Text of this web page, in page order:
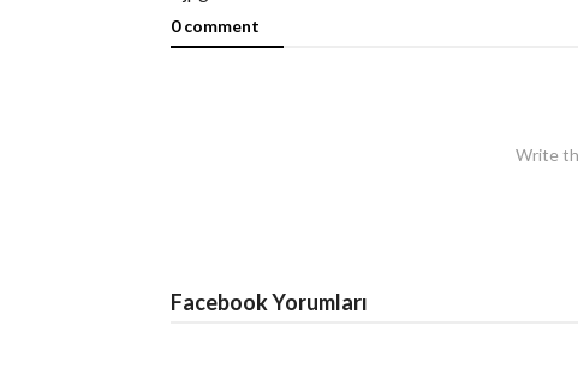
0 comment
Write
Facebook Yorumları